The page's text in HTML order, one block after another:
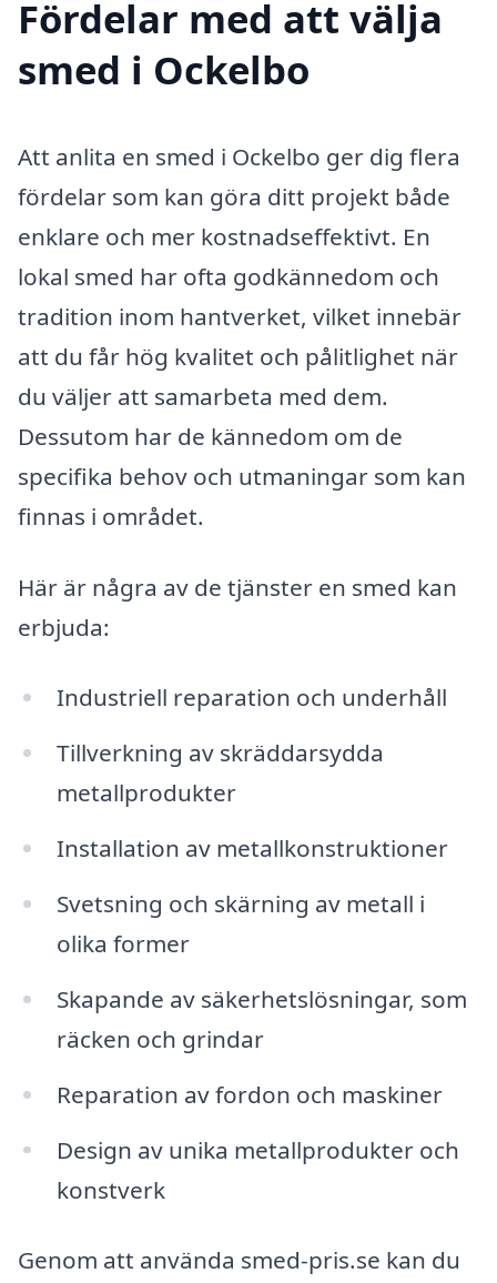
Fördelar med att välja
smed i Ockelbo
Att anlita en smed i Ockelbo ger dig flera
fördelar som kan göra ditt projekt både
enklare och mer kostnadseffektivt. En
lokal smed har ofta godkännedom och
tradition inom hantverket, vilket innebär
att du får hög kvalitet och pålitlighet när
du väljer att samarbeta med dem.
Dessutom har de kännedom om de
specifika behov och utmaningar som kan
finnas i området.
Här är några av de tjänster en smed kan
erbjuda:
Industriell reparation och underhåll
Tillverkning av skräddarsydda
metallprodukter
Installation av metallkonstruktioner
Svetsning och skärning av metall i
olika former
Skapande av säkerhetslösningar, som
räcken och grindar
Reparation av fordon och maskiner
Design av unika metallprodukter och
konstverk
Genom att använda smed-pris.se kan du